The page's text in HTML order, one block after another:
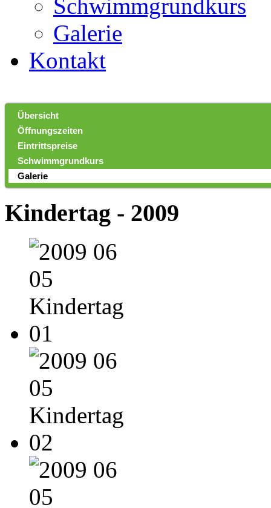
Schwimmgrundkurs
Galerie
Kontakt
Übersicht
Öffnungszeiten
Eintrittspreise
Schwimmgrundkurs
Galerie
Kindertag - 2009